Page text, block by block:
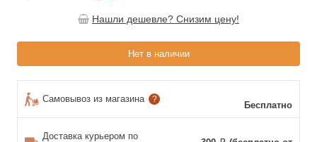
Нашли дешевле? Снизим цену!
Нет в наличии
Самовывоз из магазина ?
Бесплатно
Доставка курьером по